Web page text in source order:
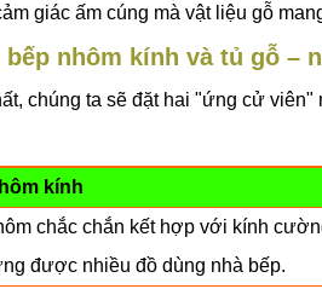
giác ấm cúng mà vật liệu gỗ
nhôm kính và tủ gỗ –
chúng ta sẽ đặt hai "ứng cử
kính
chắc chắn kết hợp với kính
được nhiều đồ dùng nhà bếp.